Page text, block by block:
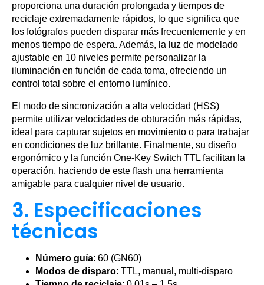
proporciona una duración prolongada y tiempos de
reciclaje extremadamente rápidos, lo que significa que
los fotógrafos pueden disparar más frecuentemente y en
menos tiempo de espera. Además, la luz de modelado
ajustable en 10 niveles permite personalizar la
iluminación en función de cada toma, ofreciendo un
control total sobre el entorno lumínico.
El modo de sincronización a alta velocidad (HSS)
permite utilizar velocidades de obturación más rápidas,
ideal para capturar sujetos en movimiento o para trabajar
en condiciones de luz brillante. Finalmente, su diseño
ergonómico y la función One-Key Switch TTL facilitan la
operación, haciendo de este flash una herramienta
amigable para cualquier nivel de usuario.
3. Especificaciones
técnicas
Número guía: 60 (GN60)
Modos de disparo: TTL, manual, multi-disparo